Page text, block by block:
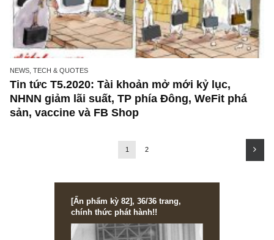
VAMA
CONTRARIAN VIEW
Hãy cẩn thận khi nghe ai đó nói rằng: “Cổ
X sẽ không thể nào giảm được!”